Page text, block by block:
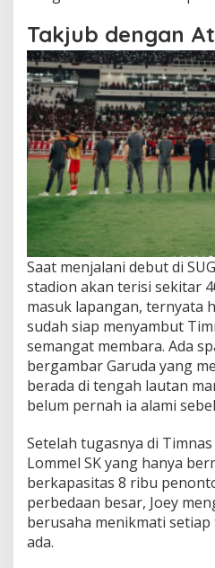
Takjub dengan
Saat menjalani debut di
stadion akan terisi sekitar
masuk lapangan, ternyata
sudah siap menyambut
semangat membara. Ada
bergambar Garuda yang
berada di tengah lautan
belum pernah ia alami
Setelah tugasnya di
Lommel SK yang hanya
berkapasitas 8 ribu
perbedaan besar, Joey
berusaha menikmati
ada.